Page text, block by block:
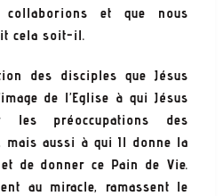
et que nous
cela soit-il.
des disciples que Jésus
de l’Eglise à qui Jésus
les préoccupations des
mais aussi à qui Il donne la
de donner ce Pain de Vie.
au miracle, ramassent le